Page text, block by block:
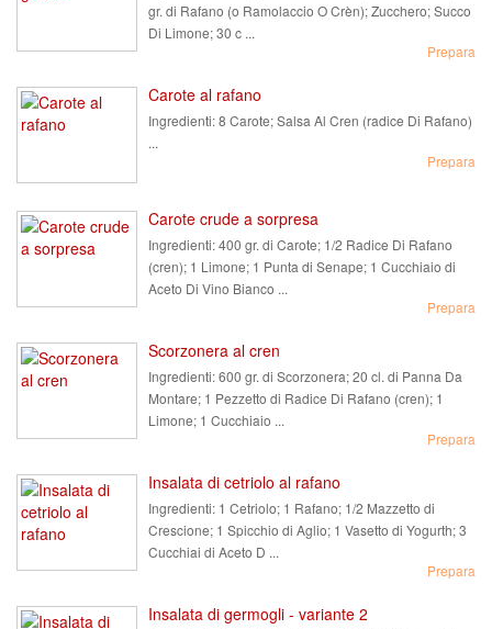
gr. di Rafano (o Ramolaccio O Crèn); Zucchero; Succo
Di Limone; 30 c ...
Prepara
Carote al rafano
Ingredienti:8 Carote; Salsa Al Cren (radice Di Rafano)
...
Prepara
Carote crude a sorpresa
Ingredienti:400 gr. di Carote; 1/2 Radice Di Rafano
(cren); 1 Limone; 1 Punta di Senape; 1 Cucchiaio di
Aceto Di Vino Bianco ...
Prepara
Scorzonera al cren
Ingredienti:600 gr. di Scorzonera; 20 cl. di Panna Da
Montare; 1 Pezzetto di Radice Di Rafano (cren); 1
Limone; 1 Cucchiaio ...
Prepara
Insalata di cetriolo al rafano
Ingredienti: 1 Cetriolo; 1 Rafano; 1/2 Mazzetto di
Crescione; 1 Spicchio di Aglio; 1 Vasetto di Yogurth; 3
Cucchiai di Aceto D ...
Prepara
Insalata di germogli - variante 2